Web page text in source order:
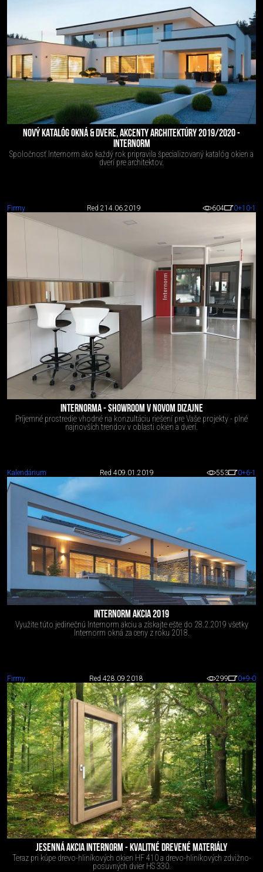
NOVÝ KATALÓG OKNÁ & DVERE, AKCENTY ARCHITEKTÚRY 2019/2020 -
INTERNORM
Spoločnosť Internorm ako každý rok pripravila špecializovaný katalóg okien a
dverí pre architektov.
Firmy Red 214.06.2019 604 0+10-1
INTERNORMA - SHOWROOM V NOVOM DIZAJNE
Príjemné prostredie vhodné na konzultáciu riešení pre Vaše projekty - plné
najnovších trendov v oblasti okien a dverí.
Kalendárium Red 409.01.2019 553 0+6-1
INTERNORM AKCIA 2019
Využite túto jedinečnú Internorm akciu a získajte ešte do 28.2.2019 všetky
Internorm okná za ceny z roku 2018.
Firmy Red 428.09.2018 299 0+9-0
JESENNÁ AKCIA INTERNORM - KVALITNÉ DREVENÉ MATERIÁLY
Teraz pri kúpe drevo-hliníkových okien HF 410 a drevo-hliníkových zdvižno-
posuvných dvier HS 330.